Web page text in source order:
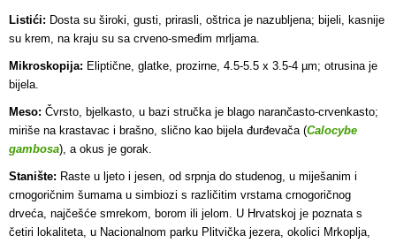
Listići: Dosta su široki, gusti, prirasli, oštrica je nazubljena; bijeli, kasnije
su krem, na kraju su sa crveno-smeđim mrljama.
Mikroskopija: Eliptične, glatke, prozirne, 4.5-5.5 x 3.5-4 µm; otrusina je
bijela.
Meso: Čvrsto, bjelkasto, u bazi stručka je blago narančasto-crvenkasto;
miriše na krastavac i brašno, slično kao bijela đurđevača (Calocybe
gambosa), a okus je gorak.
Stanište: Raste u ljeto i jesen, od srpnja do studenog, u miješanim i
crnogoričnim šumama u simbiozi s različitim vrstama crnogoričnog
drveća, najčešće smrekom, borom ili jelom. U Hrvatskoj je poznata s
četiri lokaliteta, u Nacionalnom parku Plitvička jezera, okolici Mrkoplja,